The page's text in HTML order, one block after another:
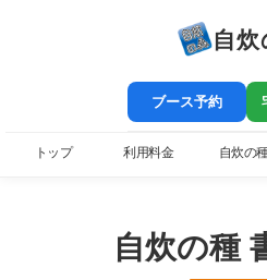
自
ブース予約
トップ 利用料金 自炊の
自炊の種